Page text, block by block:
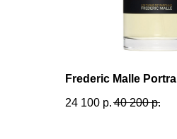
Frederic Malle
24 100 р. 40 200 р.